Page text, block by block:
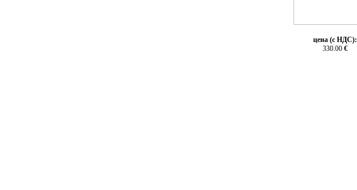
цена (с НДС):
330.00 €